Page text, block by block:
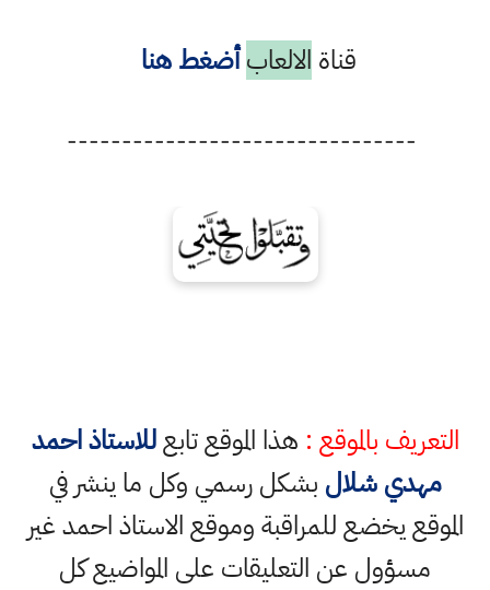
قناة الالعاب أضغط هنا
--------------------------------
التعريف بالموقع : هذا الموقع تابعللاستاذ احمد
مهدي شلال بشكل رسمي وكل ما ينشر في
الموقع يخضع للمراقبة وموقع الاستاذ احمد غير
مسؤول عن التعليقات على المواضيع كل